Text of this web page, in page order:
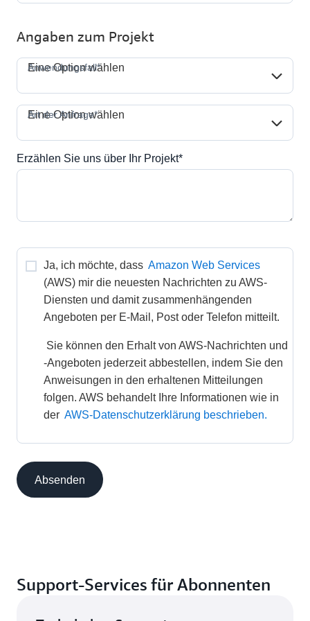
Angaben zum Projekt
Anwendungsfall*
Eine Option wählen
Art der Anfrage*
Eine Option wählen
Erzählen Sie uns über Ihr Projekt*
Ja, ich möchte, dass Amazon Web Services
(AWS) mir die neuesten Nachrichten zu AWS-
Diensten und damit zusammenhängenden
Angeboten per E-Mail, Post oder Telefon mitteilt.
-Angeboten jederzeit abbestellen, indem Sie den
Anweisungen in den erhaltenen Mitteilungen
folgen. AWS behandelt Ihre Informationen wie in
der AWS-Datenschutzerklärung beschrieben.
Absenden
Support-Services für Abonnenten